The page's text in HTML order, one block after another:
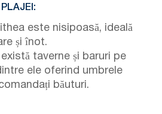
PLAJEI:
este nisipoasă, ideală
și înot.
taverne și baruri pe
ele oferind umbrele
băuturi.